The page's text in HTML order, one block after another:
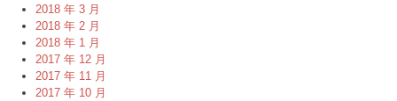
2018 年 3 月
2018 年 2 月
2018 年 1 月
2017 年 12 月
2017 年 11 月
2017 年 10 月